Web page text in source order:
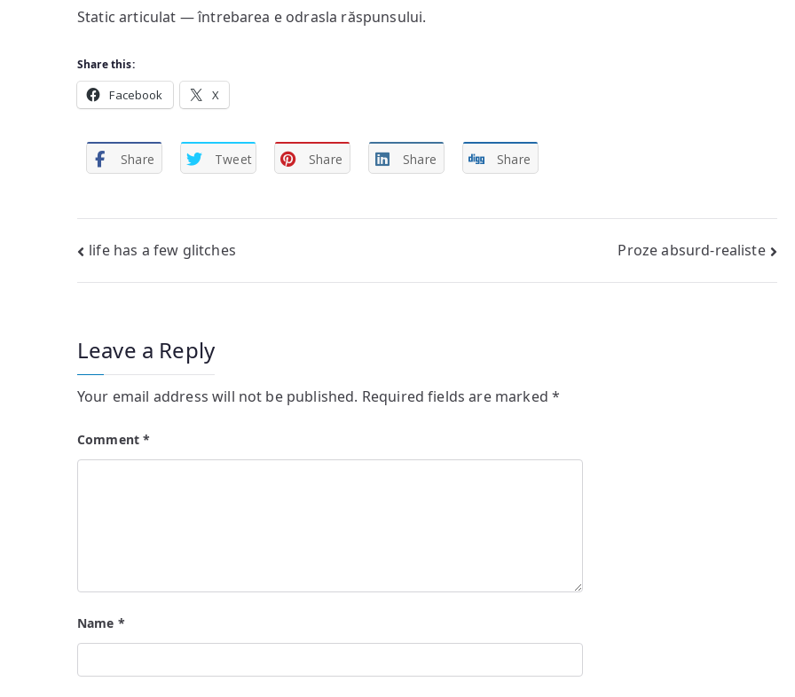
Static articulat — întrebarea e odrasla răspunsului.
Share this:
Facebook X
Share Tweet Share Share Share
Post
navigation
life has a few glitches Proze absurd-realiste
Leave a Reply
Your email address will not be published. Required fields are marked*
Comment*
Name *